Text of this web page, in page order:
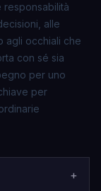
alle
agli occhiali che
con sé sia
per uno
per
+